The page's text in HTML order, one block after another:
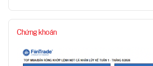
Chứng khoán